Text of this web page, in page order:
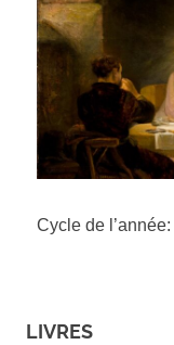
Cycle de l’année:
LIVRES